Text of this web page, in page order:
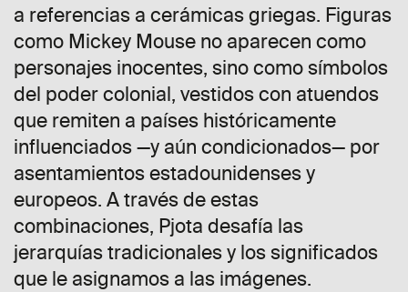
a referencias a cerámicas griegas. Figuras
como Mickey Mouse no aparecen como
personajes inocentes, sino como símbolos
del poder colonial, vestidos con atuendos
que remiten a países históricamente
influenciados —y aún condicionados— por
asentamientos estadounidenses y
europeos. A través de estas
combinaciones, Pjota desafía las
jerarquías tradicionales y los significados
que le asignamos a las imágenes.